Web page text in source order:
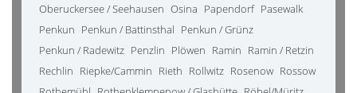
Oberuckersee / Seehausen Osina Papendorf Pasewalk
Penkun Penkun / Battinsthal Penkun / Grünz
Penkun / Radewitz Penzlin Plöwen Ramin Ramin / Retzin
Rechlin Riepke/Cammin Rieth Rollwitz Rosenow Rossow